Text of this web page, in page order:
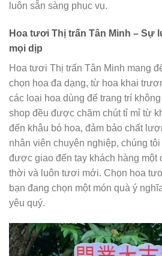
luôn sẵn sàng phục vụ.
Hoa tươi Thị trấn Tân Minh – Sự
mọi dịp
Hoa tươi Thị trấn Tân Minh mang
chọn hoa đa dạng, từ hoa khai
các loại hoa dùng để trang trí
shop đều được chăm chút tỉ mỉ từ
đến khâu bó hoa, đảm bảo chất
nhân viên chuyên nghiệp, chúng
được giao đến tay khách hàng một
thời và luôn tươi mới. Chọn hoa
bạn đang chọn một món quà ý
yêu quý.